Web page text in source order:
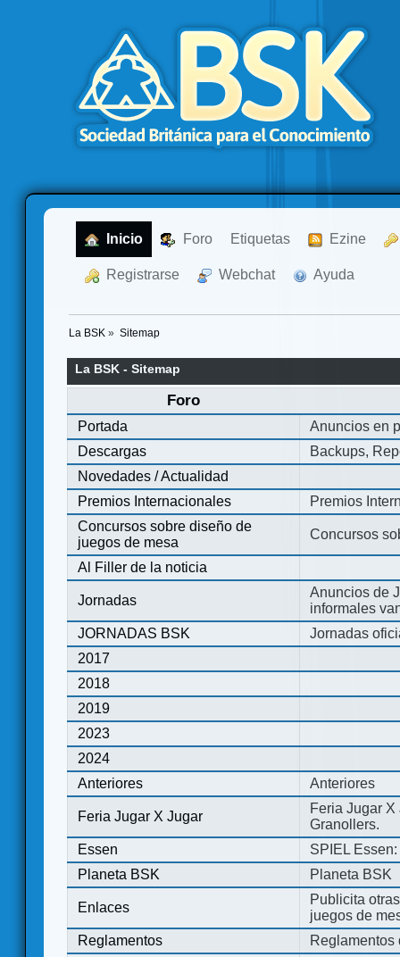
Inicio Foro Etiquetas Ezine
Registrarse Webchat Ayuda
La BSK » Sitemap
La BSK - Sitemap
Foro
Portada
Anuncios en
Descargas
Backups,
Novedades / Actualidad
Premios Internacionales
Premios
Concursos sobre diseño de
juegos de mesa
Concursos
Al Filler de la noticia
Jornadas
Anuncios de
informales
JORNADAS BSK
Jornadas
2017
2018
2019
2023
2024
Anteriores
Anteriores
Feria Jugar X Jugar
Feria Jugar
Granollers.
Essen
SPIEL
Planeta BSK
Planeta BSK
Enlaces
Publicita
juegos de
Reglamentos
Reglamentos